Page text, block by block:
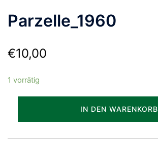
Parzelle_1960
€10,00
1 vorrätig
IN DEN WARENKORB